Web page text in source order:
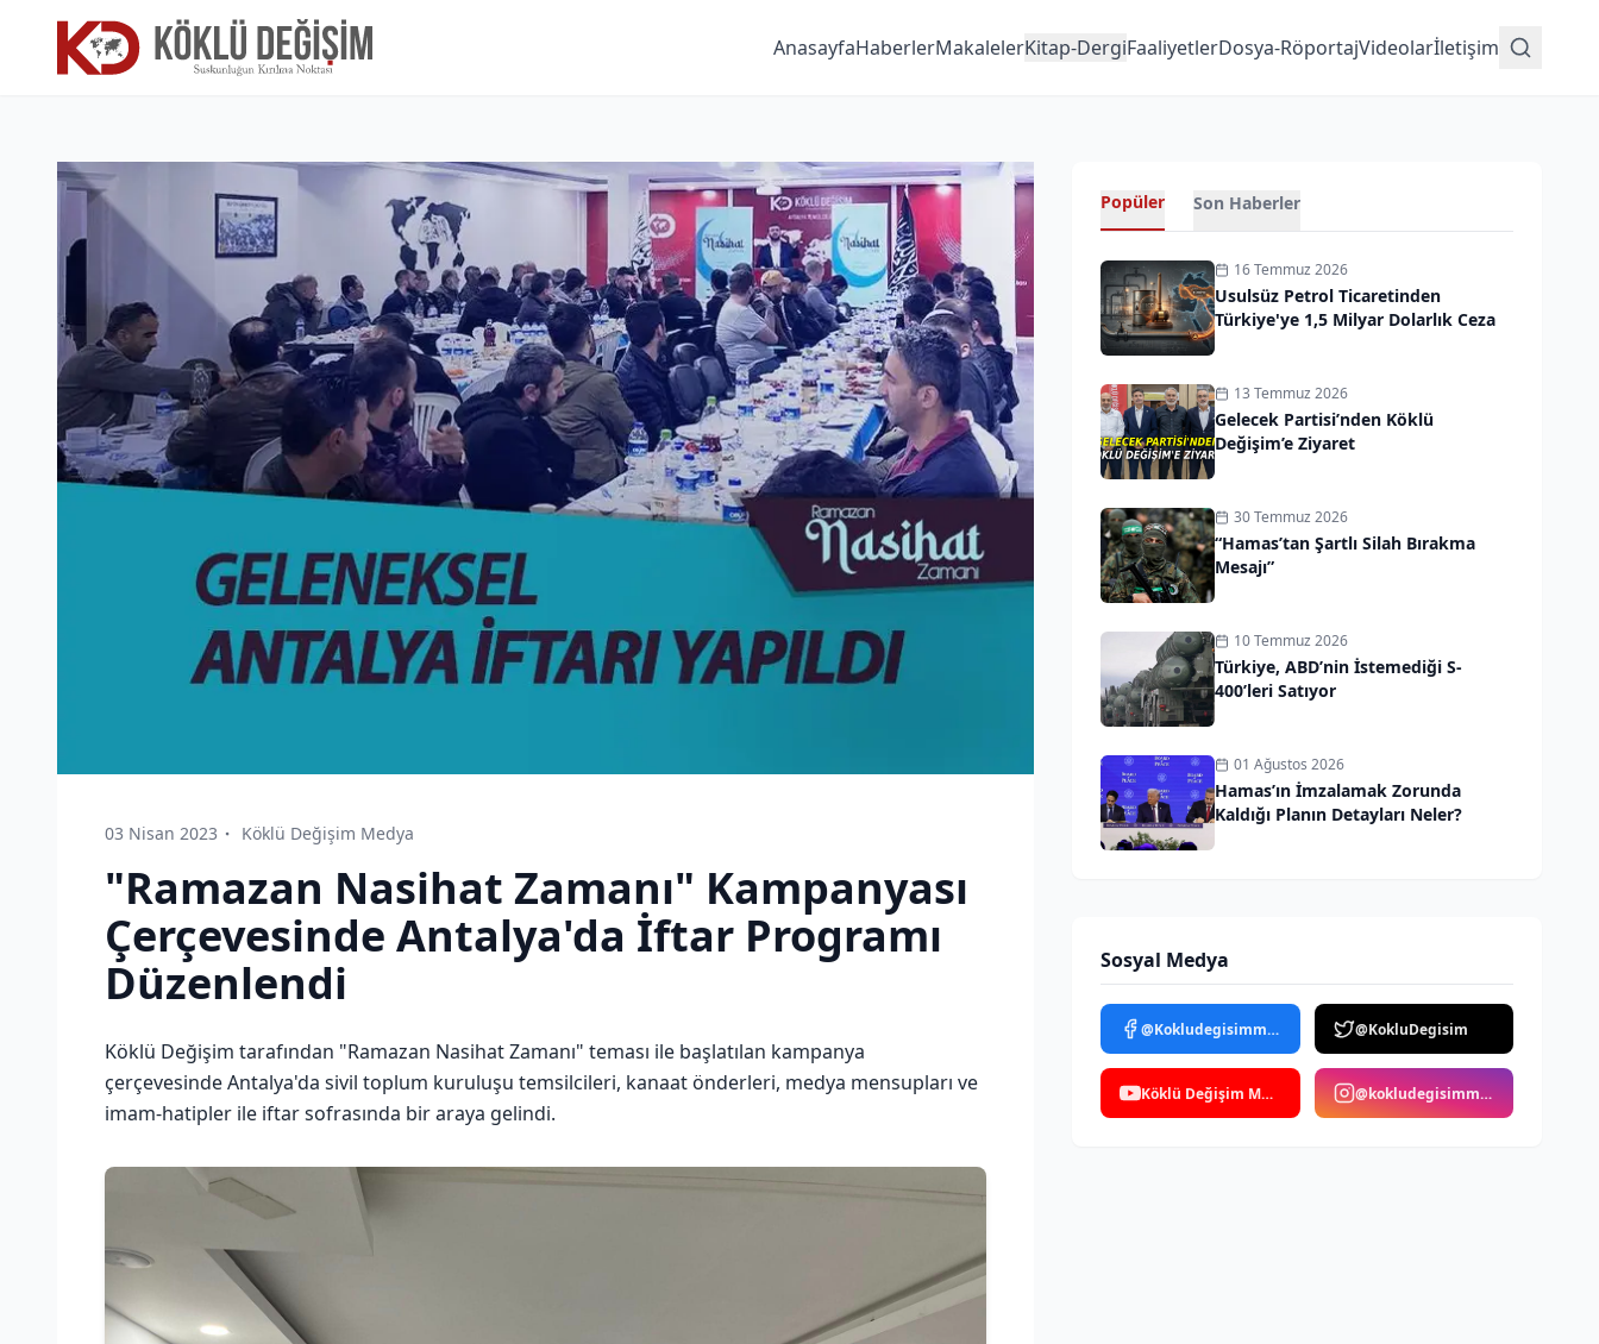
AnasayfaHaberlerMakalelerKitap-DergiFaaliyetlerDosya-RöportajVideolarİletişim
03 Nisan 2023 Köklü Değişim Medya
"Ramazan Nasihat Zamanı" Kampanyası
Çerçevesinde Antalya'da İftar Programı
Düzenlendi
Köklü Değişim tarafından "Ramazan Nasihat Zamanı" teması ile başlatılan kampanya
çerçevesinde Antalya'da sivil toplum kuruluşu temsilcileri, kanaat önderleri, medya mensupları ve
imam-hatipler ile iftar sofrasında bir araya gelindi.
Popüler Son Haberler
16 Temmuz 2026
Usulsüz Petrol Ticaretinden
Türkiye'ye 1,5 Milyar Dolarlık Ceza
13 Temmuz 2026
Gelecek Partisi’nden Köklü
Değişim’e Ziyaret
30 Temmuz 2026
“Hamas’tan Şartlı Silah Bırakma
Mesajı”
10 Temmuz 2026
Türkiye, ABD’nin İstemediği S-
400’leri Satıyor
01 Ağustos 2026
Hamas’ın İmzalamak Zorunda
Kaldığı Planın Detayları Neler?
Sosyal Medya
@Kokludegisimmedya @KokluDegisim
Köklü Değişim Medya @kokludegisimmedya